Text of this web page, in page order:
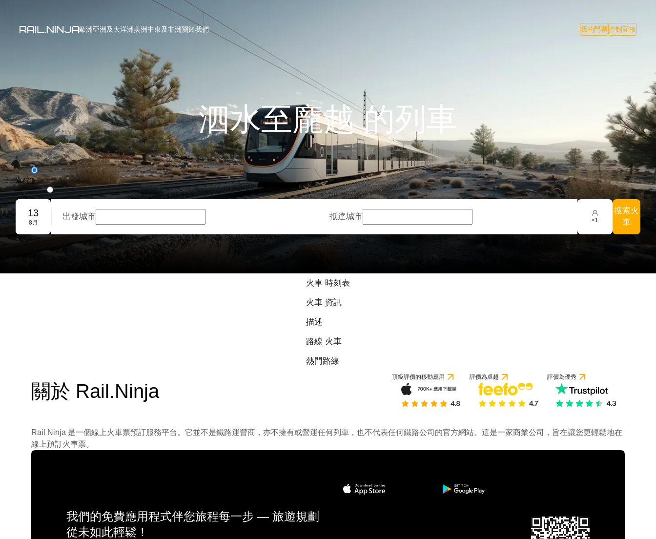
歐洲亞洲及大洋洲美洲中東及非洲關於我們 我的門票控制面板
泗水至龐越 的列車
單行道
往返旅程
團體預訂
13
8月
出發城市 抵達城市 ×1
搜索火
車
火車 時刻表
火車 資訊
描述
路線 火車
熱門路線
關於 Rail.Ninja
頂級評價的移動應用 評價為卓越 評價為優秀
Rail Ninja 是一個線上火車票預訂服務平台。它並不是鐵路運營商，亦不擁有或營運任何列車，也不代表任何鐵路公司的官方網站。這是一家商業公司，旨在讓您更輕鬆地在
線上預訂火車票。
我們的免費應用程式伴您旅程每一步 — 旅遊規劃
從未如此輕鬆！